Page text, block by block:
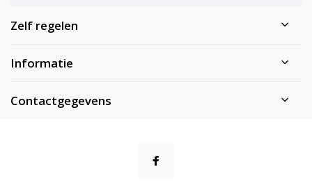
Zelf regelen
Informatie
Contactgegevens